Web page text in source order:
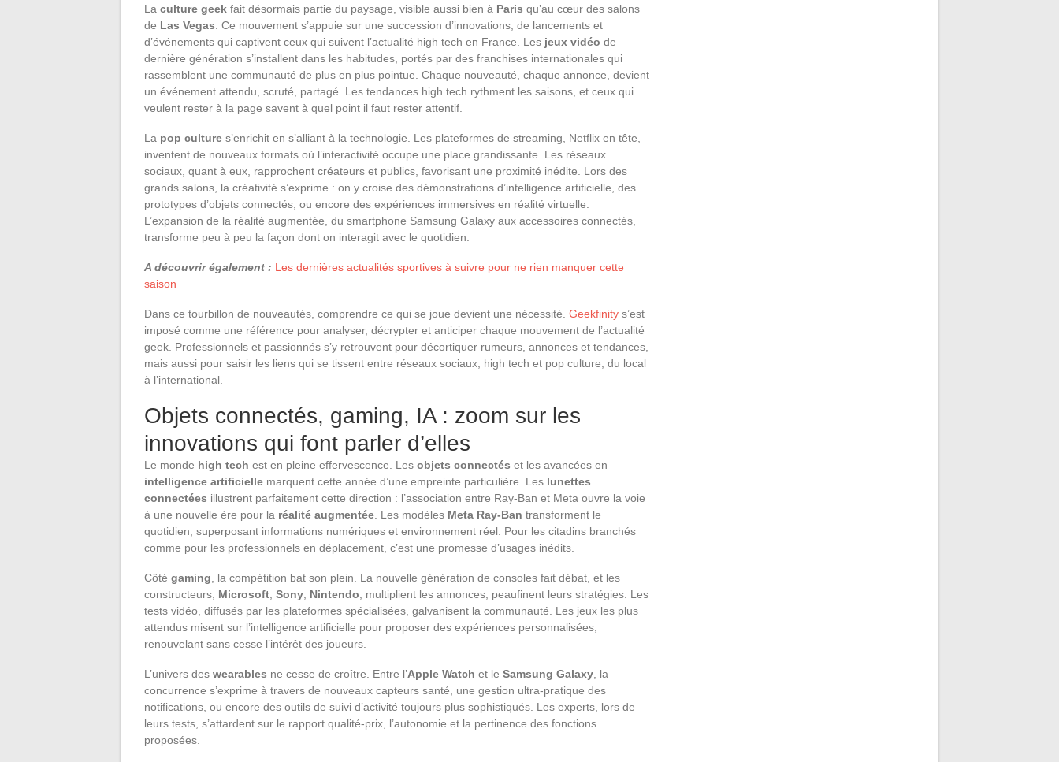
La culture geek fait désormais partie du paysage, visible aussi bien à Paris qu’au cœur des salons
de Las Vegas . Ce mouvement s’appuie sur une succession d’innovations, de lancements et
d’événements qui captivent ceux qui suivent l’actualité high tech en France. Les jeux vidéo de
dernière génération s’installent dans les habitudes, portés par des franchises internationales qui
rassemblent une communauté de plus en plus pointue. Chaque nouveauté, chaque annonce, devient
un événement attendu, scruté, partagé. Les tendances high tech rythment les saisons, et ceux qui
veulent rester à la page savent à quel point il faut rester attentif.
La pop culture s’enrichit en s’alliant à la technologie. Les plateformes de streaming, Netflix en tête,
inventent de nouveaux formats où l’interactivité occupe une place grandissante. Les réseaux
sociaux, quant à eux, rapprochent créateurs et publics, favorisant une proximité inédite. Lors des
grands salons, la créativité s’exprime : on y croise des démonstrations d’intelligence artificielle, des
prototypes d’objets connectés, ou encore des expériences immersives en réalité virtuelle.
L’expansion de la réalité augmentée, du smartphone Samsung Galaxy aux accessoires connectés,
transforme peu à peu la façon dont on interagit avec le quotidien.
A découvrir également : Les dernières actualités sportives à suivre pour ne rien manquer cette
saison
Dans ce tourbillon de nouveautés, comprendre ce qui se joue devient une nécessité. Geekfinity s’est
imposé comme une référence pour analyser, décrypter et anticiper chaque mouvement de l’actualité
geek. Professionnels et passionnés s’y retrouvent pour décortiquer rumeurs, annonces et tendances,
mais aussi pour saisir les liens qui se tissent entre réseaux sociaux, high tech et pop culture, du local
à l’international.
Objets connectés, gaming, IA : zoom sur les
innovations qui font parler d’elles
Le monde high tech est en pleine effervescence. Les objets connectés et les avancées en
intelligence artificielle marquent cette année d’une empreinte particulière. Les lunettes
connectées illustrent parfaitement cette direction : l’association entre Ray-Ban et Meta ouvre la voie
à une nouvelle ère pour la réalité augmentée . Les modèles Meta Ray-Ban transforment le
quotidien, superposant informations numériques et environnement réel. Pour les citadins branchés
comme pour les professionnels en déplacement, c’est une promesse d’usages inédits.
Côté gaming , la compétition bat son plein. La nouvelle génération de consoles fait débat, et les
constructeurs, Microsoft Sony Nintendo , multiplient les annonces, peaufinent leurs stratégies. Les
tests vidéo, diffusés par les plateformes spécialisées, galvanisent la communauté. Les jeux les plus
attendus misent sur l’intelligence artificielle pour proposer des expériences personnalisées,
renouvelant sans cesse l’intérêt des joueurs.
L’univers des wearables ne cesse de croître. Entre l’Apple Watch et le Samsung Galaxy , la
concurrence s’exprime à travers de nouveaux capteurs santé, une gestion ultra-pratique des
notifications, ou encore des outils de suivi d’activité toujours plus sophistiqués. Les experts, lors de
leurs tests, s’attardent sur le rapport qualité-prix, l’autonomie et la pertinence des fonctions
proposées.